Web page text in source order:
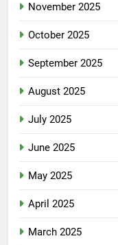
November 2025
October 2025
September 2025
August 2025
July 2025
June 2025
May 2025
April 2025
March 2025